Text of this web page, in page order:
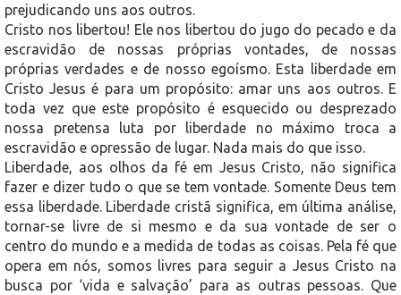
prejudicando uns aos outros.
Cristo nos libertou! Ele nos libertou do jugo do pecado e da
escravidão de nossas próprias vontades, de nossas
próprias verdades e de nosso egoísmo. Esta liberdade em
Cristo Jesus é para um propósito: amar uns aos outros. E
toda vez que este propósito é esquecido ou desprezado
nossa pretensa luta por liberdade no máximo troca a
escravidão e opressão de lugar. Nada mais do que isso.
Liberdade, aos olhos da fé em Jesus Cristo, não significa
fazer e dizer tudo o que se tem vontade. Somente Deus tem
essa liberdade. Liberdade cristã significa, em última análise,
tornar-se livre de si mesmo e da sua vontade de ser o
centro do mundo e a medida de todas as coisas. Pela fé que
opera em nós, somos livres para seguir a Jesus Cristo na
busca por ‘vida e salvação’ para as outras pessoas. Que